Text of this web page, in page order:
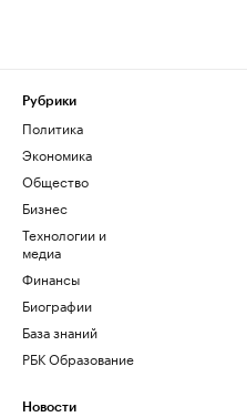
Рубрики
Политика
Экономика
Общество
Бизнес
Технологии и
медиа
Финансы
Биографии
База знаний
РБК Образование
Новости